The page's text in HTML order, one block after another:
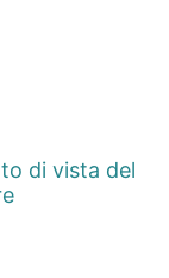
di vista del